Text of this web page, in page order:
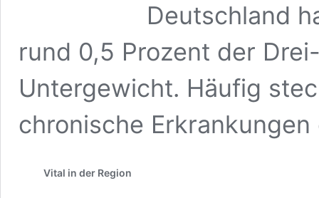
Deutschland
rund 0,5 Prozent der
Untergewicht. Häufig
chronische Erkrankungen
Vital in der Region